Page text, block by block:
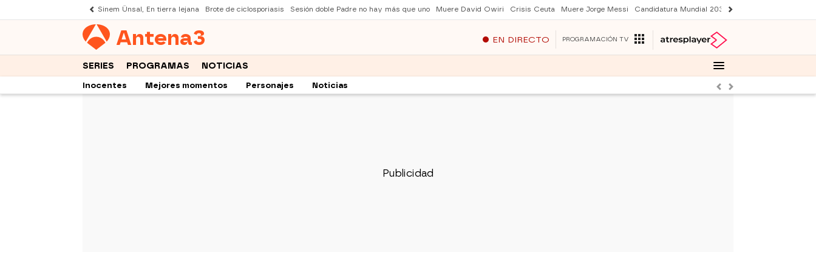
Sinem Ünsal, En tierra lejana Brote de ciclosporiasis Sesión doble Padre no hay más que uno Muere David Owiri Crisis Ceuta Muere Jorge Messi Candidatura Mundial 2030
Antena3 EN DIRECTO PROGRAMACIÓN TV
SERIES PROGRAMAS NOTICIAS
Inocentes Mejores momentos Personajes Noticias AnteriorSiguiente